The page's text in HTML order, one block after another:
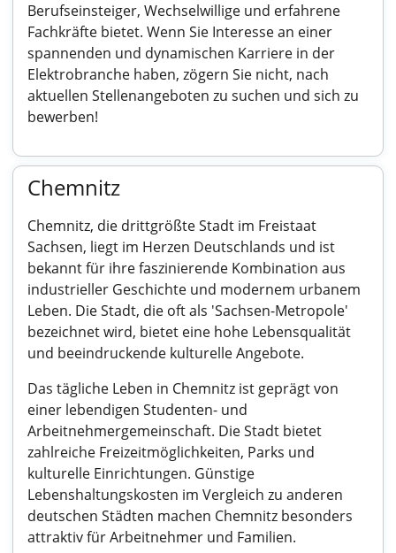
Berufseinsteiger, Wechselwillige und erfahrene
Fachkräfte bietet. Wenn Sie Interesse an einer
spannenden und dynamischen Karriere in der
Elektrobranche haben, zögern Sie nicht, nach
aktuellen Stellenangeboten zu suchen und sich zu
bewerben!
Chemnitz
Chemnitz, die drittgrößte Stadt im Freistaat
Sachsen, liegt im Herzen Deutschlands und ist
bekannt für ihre faszinierende Kombination aus
industrieller Geschichte und modernem urbanem
Leben. Die Stadt, die oft als 'Sachsen-Metropole'
bezeichnet wird, bietet eine hohe Lebensqualität
und beeindruckende kulturelle Angebote.
Das tägliche Leben in Chemnitz ist geprägt von
einer lebendigen Studenten- und
Arbeitnehmergemeinschaft. Die Stadt bietet
zahlreiche Freizeitmöglichkeiten, Parks und
kulturelle Einrichtungen. Günstige
Lebenshaltungskosten im Vergleich zu anderen
deutschen Städten machen Chemnitz besonders
attraktiv für Arbeitnehmer und Familien.